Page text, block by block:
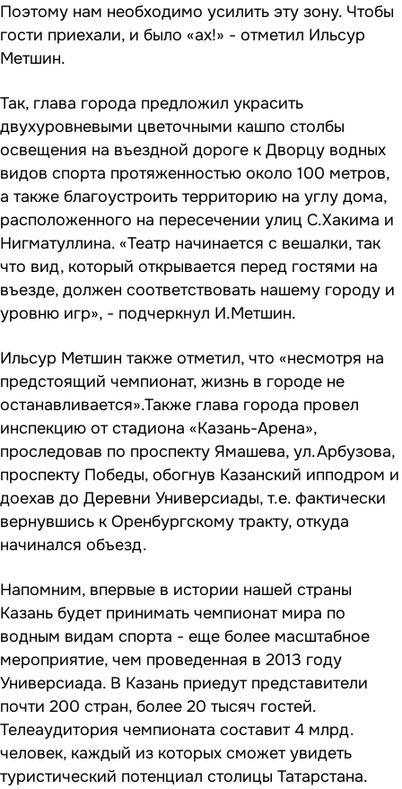
Поэтому нам необходимо усилить эту зону. Чтобы
гости приехали, и было «ах!» - отметил Ильсур
Метшин.
Так, глава города предложил украсить
двухуровневыми цветочными кашпо столбы
освещения на въездной дороге к Дворцу водных
видов спорта протяженностью около 100 метров,
а также благоустроить территорию на углу дома,
расположенного на пересечении улиц С.Хакима и
Нигматуллина. «Театр начинается с вешалки, так
что вид, который открывается перед гостями на
въезде, должен соответствовать нашему городу и
уровню игр», - подчеркнул И.Метшин.
Ильсур Метшин также отметил, что «несмотря на
предстоящий чемпионат, жизнь в городе не
останавливается».Также глава города провел
инспекцию от стадиона «Казань-Арена»,
проследовав по проспекту Ямашева, ул.Арбузова,
проспекту Победы, обогнув Казанский ипподром и
доехав до Деревни Универсиады, т.е. фактически
вернувшись к Оренбургскому тракту, откуда
начинался объезд.
Напомним, впервые в истории нашей страны
Казань будет принимать чемпионат мира по
водным видам спорта - еще более масштабное
мероприятие, чем проведенная в 2013 году
Универсиада. В Казань приедут представители
почти 200 стран, более 20 тысяч гостей.
Телеаудитория чемпионата составит 4 млрд.
человек, каждый из которых сможет увидеть
туристический потенциал столицы Татарстана.